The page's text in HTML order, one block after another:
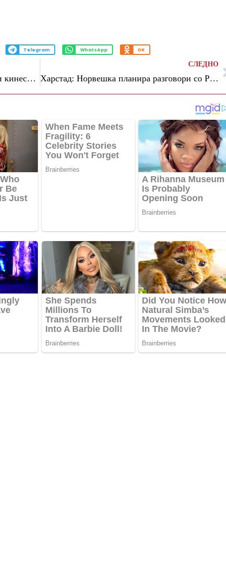
Telegram WhatsApp OK
Експерт за говор на телото: Трамп и кинескиот претседател демонстрираа „сложена динамика на моќ“ за време на нивниот состанок
СЛЕДНО
Харстад: Норвешка планира разговори со Русија